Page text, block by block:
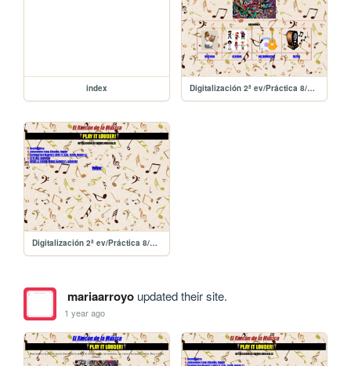
index Digitalización 2ª ev/Práctica 8/practica7
Digitalización 2ª ev/Práctica 8/practica8
mariaarroyoupdated their site.
1 year ago